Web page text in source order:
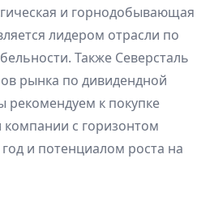
и горнодобывающая
лидером отрасли по
Также Северсталь
рынка по дивидендной
рекомендуем к покупке
с горизонтом
и потенциалом роста на